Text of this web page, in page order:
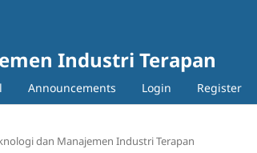
Industri Terapan
Announcements Login Register
dan Manajemen Industri Terapan